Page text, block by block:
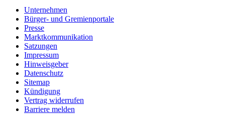
Unternehmen
Bürger- und Gremienportale
Presse
Marktkommunikation
Satzungen
Impressum
Hinweisgeber
Datenschutz
Sitemap
Kündigung
Vertrag widerrufen
Barriere melden